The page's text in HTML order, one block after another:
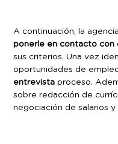
A continuación, la
ponerle en contacto con
sus criterios. Una vez
oportunidades de
entrevista proceso.
sobre redacción de
negociación de salarios y